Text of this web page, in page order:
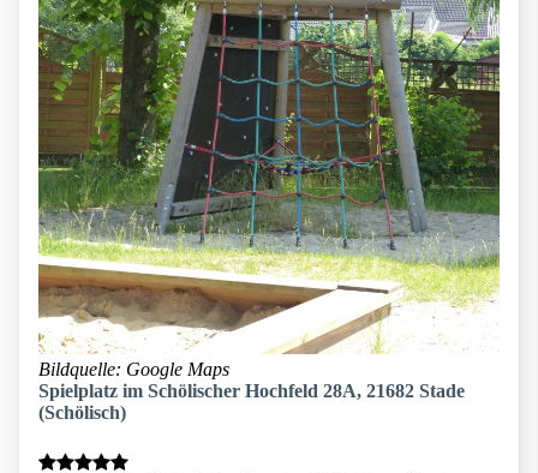
Bildquelle: Google Maps
Spielplatz im Schölischer Hochfeld 28A, 21682 Stade
(Schölisch)